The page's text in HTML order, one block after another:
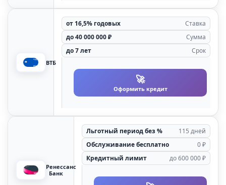
ВТБ
от 16,5% годовых
Ставка
до 40 000 000 ₽
Сумма
до 7 лет
Срок
🚀
Оформить кредит
Ренессанс
Банк
Льготный период без %
115 дней
Обслуживание бесплатно
0 ₽
Кредитный лимит
до 600 000 ₽